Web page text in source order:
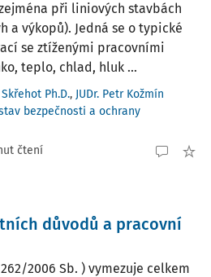
při liniových stavbách
a výkopů). Jedná se o typické
se ztíženými pracovními
teplo, chlad, hluk ...
Ph.D., JUDr. Petr Kožmín
bezpečnosti a ochrany
čtení
důvodů a pracovní
2006 Sb. ) vymezuje celkem